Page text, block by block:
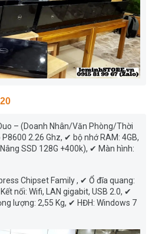
– (Doanh Nhân/Văn Phòng/Thời
P8600 2.26 Ghz, ✔ bộ nhớ RAM: 4GB,
SSD 128G +400k), ✔ Màn hình:
Chipset Family , ✔ Ổ đĩa quang:
nối: Wifi, LAN gigabit, USB 2.0, ✔
lượng: 2,55 Kg, ✔ HĐH: Windows 7